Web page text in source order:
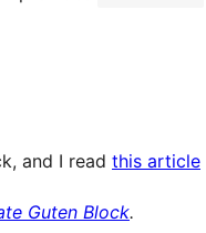
and I read this article
Guten Block.